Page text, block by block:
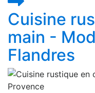
Cuisine
main -
Flandres